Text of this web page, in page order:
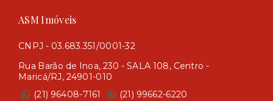
ASM Imóveis
CNPJ - 03.683.351/0001-32
Rua Barão de Inoa, 230 - SALA 108, Centro -
Maricá/RJ, 24901-010
(21) 96408-7161
(21) 99662-6220